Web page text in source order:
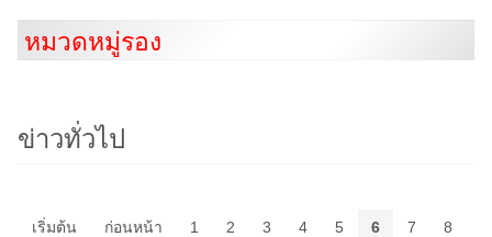
หมวดหมู่รอง
ข่าวทั่วไป
เริ่มต้น ก่อนหน้า 1 2 3 4 5 6 7 8